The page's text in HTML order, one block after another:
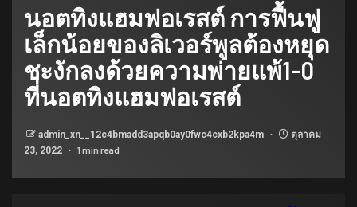
นอตทิงแฮมฟอเรสต์ การฟื้นฟู
เล็กน้อยของลิเวอร์พูลต้องหยุด
ชะงักลงด้วยความพ่ายแพ้1-0
ที่นอตทิงแฮมฟอเรสต์
admin_xn__12c4bmadd3apqb0ay0fwc4cxb2kpa4m
ตุลาคม
23, 2022
1 min read